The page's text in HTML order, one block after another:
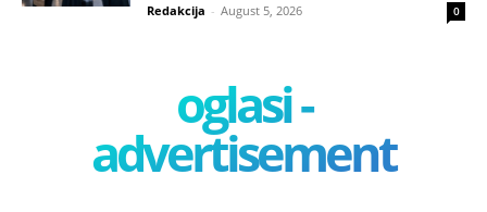
Redakcija - August 5, 2026 0
oglasi -
advertisement